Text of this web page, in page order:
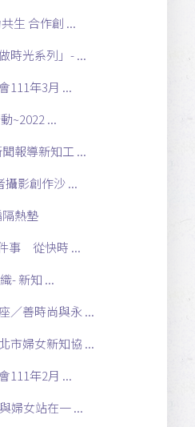
生 合作創 ...
時光系列」- ...
111年3月 ...
~2022 ...
報導新知工 ...
攝影創作沙 ...
熱墊
事 從快時 ...
- 新知 ...
／善時尚與永 ...
市婦女新知協 ...
111年2月 ...
婦女站在一 ...